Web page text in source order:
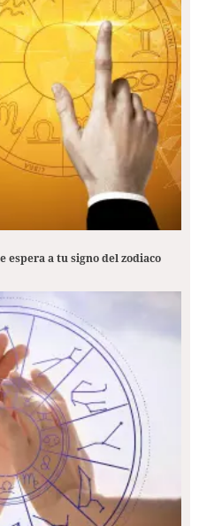
espera a tu signo del zodiaco